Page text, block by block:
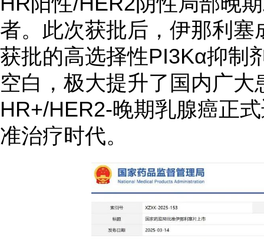
者。此次获批后，伊那利
获批的高选择性PI3Kα抑制
空白，极大提升了国内广
HR+/HER2-晚期乳腺癌正
准治疗时代。